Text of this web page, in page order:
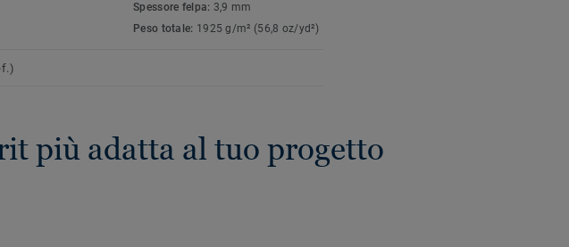
Spessore felpa: 3,9 mm
Peso totale: 1925 g/m² (56,8 oz/yd²)
più adatta al tuo progetto